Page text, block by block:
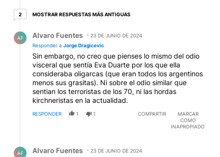
22 respuestas más antiguas
MOSTRAR RESPUESTAS MÁS ANTIGUAS
AF Alvaro Fuentes
23 DE JUNIO DE 2024
Responder a Jorge Dragicevic
Sin embargo, no creo que pienses lo mismo del odio
visceral que sentía Eva Duarte por los que ella
consideraba oligarcas (que eran todos los argentinos
menos sus grasitas). Ni sobre el odio similar que
sentian los terroristas de los 70, ni las hordas
kirchneristas en la actualidad.
RESPONDER 1 1 COMPARTIR
MARCAR
COMO
INAPROPIADO
AF Alvaro Fuentes
23 DE JUNIO DE 2024